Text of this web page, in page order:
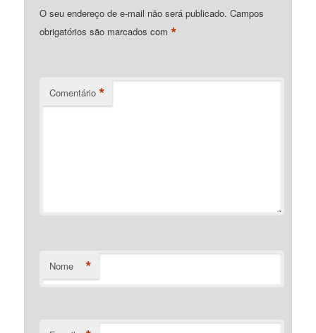
O seu endereço de e-mail não será publicado. Campos
obrigatórios são marcados com*
Comentário *
Nome *